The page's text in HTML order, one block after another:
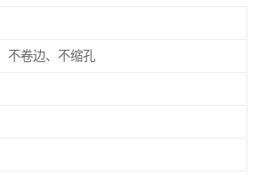
不卷边、不缩孔